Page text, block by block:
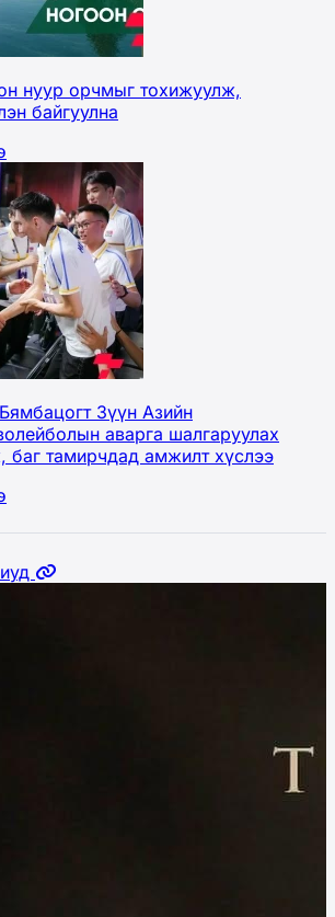
нуур орчмыг тохижуулж,
байгуулна
Зүүн Азийн
аварга шалгаруулах
баг тамирчдад амжилт хүслээ